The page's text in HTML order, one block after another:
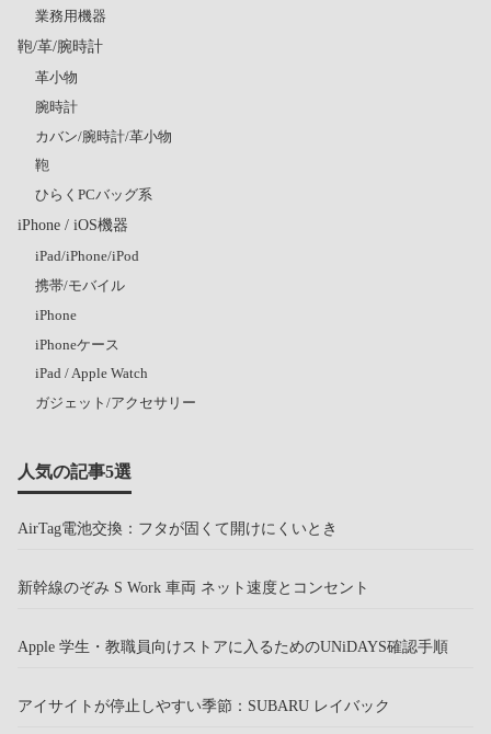
業務用機器
鞄/革/腕時計
革小物
腕時計
カバン/腕時計/革小物
鞄
ひらくPCバッグ系
iPhone / iOS機器
iPad/iPhone/iPod
携帯/モバイル
iPhone
iPhoneケース
iPad / Apple Watch
ガジェット/アクセサリー
人気の記事5選
AirTag電池交換：フタが固くて開けにくいとき
新幹線のぞみ S Work 車両 ネット速度とコンセント
Apple 学生・教職員向けストアに入るためのUNiDAYS確認手順
アイサイトが停止しやすい季節：SUBARU レイバック